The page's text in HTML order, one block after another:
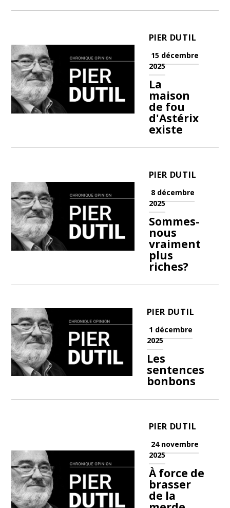
PIER DUTIL
15 décembre
2025
La
maison
de fou
d'Astérix
existe
PIER DUTIL
8 décembre
2025
Sommes-
nous
vraiment
plus
riches?
PIER DUTIL
1 décembre
2025
Les
sentences
bonbons
PIER DUTIL
24 novembre
2025
À force de
brasser
de la